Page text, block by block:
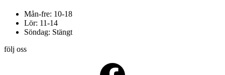
Mån-fre: 10-18
Lör: 11-14
Söndag: Stängt
följ oss